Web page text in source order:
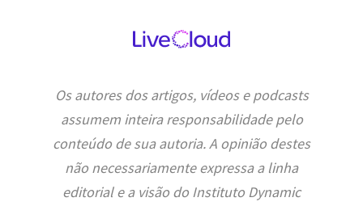
Os autores dos artigos, vídeos e podcasts
assumem inteira responsabilidade pelo
conteúdo de sua autoria. A opinião destes
não necessariamente expressa a linha
editorial e a visão do Instituto Dynamic